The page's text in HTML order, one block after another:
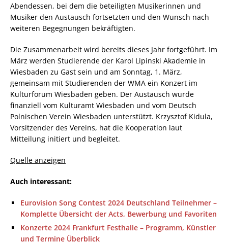
Abendessen, bei dem die beteiligten Musikerinnen und
Musiker den Austausch fortsetzten und den Wunsch nach
weiteren Begegnungen bekräftigten.
Die Zusammenarbeit wird bereits dieses Jahr fortgeführt. Im
März werden Studierende der Karol Lipinski Akademie in
Wiesbaden zu Gast sein und am Sonntag, 1. März,
gemeinsam mit Studierenden der WMA ein Konzert im
Kulturforum Wiesbaden geben. Der Austausch wurde
finanziell vom Kulturamt Wiesbaden und vom Deutsch
Polnischen Verein Wiesbaden unterstützt. Krzysztof Kidula,
Vorsitzender des Vereins, hat die Kooperation laut
Mitteilung initiert und begleitet.
Quelle anzeigen
Auch interessant:
Eurovision Song Contest 2024 Deutschland Teilnehmer –
Komplette Übersicht der Acts, Bewerbung und Favoriten
Konzerte 2024 Frankfurt Festhalle – Programm, Künstler
und Termine Überblick